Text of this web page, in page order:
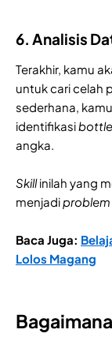
6. Analisis
Terakhir, kamu
untuk cari celah
sederhana,
identifikasi
angka.
Skillinilah yang
menjadi
Baca Juga:
Lolos Magang